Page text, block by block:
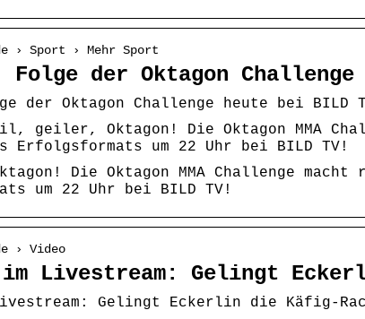
› Sport › Mehr Sport
Folge der Oktagon
der Oktagon Challenge heute bei
geiler, Oktagon! Die Oktagon MMA
Erfolgsformats um 22 Uhr bei BILD TV!
Die Oktagon MMA Challenge
um 22 Uhr bei BILD TV!
› Video
im Livestream: Gelingt
Gelingt Eckerlin die Käfig-